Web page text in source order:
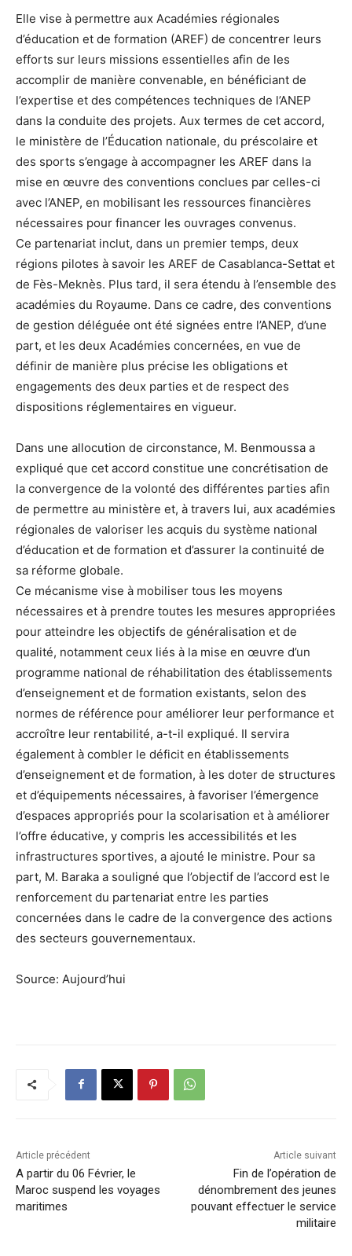
Elle vise à permettre aux Académies régionales
d’éducation et de formation (AREF) de concentrer leurs
efforts sur leurs missions essentielles afin de les
accomplir de manière convenable, en bénéficiant de
l’expertise et des compétences techniques de l’ANEP
dans la conduite des projets. Aux termes de cet accord,
le ministère de l’Éducation nationale, du préscolaire et
des sports s’engage à accompagner les AREF dans la
mise en œuvre des conventions conclues par celles-ci
avec l’ANEP, en mobilisant les ressources financières
nécessaires pour financer les ouvrages convenus.
Ce partenariat inclut, dans un premier temps, deux
régions pilotes à savoir les AREF de Casablanca-Settat et
de Fès-Meknès. Plus tard, il sera étendu à l’ensemble des
académies du Royaume. Dans ce cadre, des conventions
de gestion déléguée ont été signées entre l’ANEP, d’une
part, et les deux Académies concernées, en vue de
définir de manière plus précise les obligations et
engagements des deux parties et de respect des
dispositions réglementaires en vigueur.
Dans une allocution de circonstance, M. Benmoussa a
expliqué que cet accord constitue une concrétisation de
la convergence de la volonté des différentes parties afin
de permettre au ministère et, à travers lui, aux académies
régionales de valoriser les acquis du système national
d’éducation et de formation et d’assurer la continuité de
sa réforme globale.
Ce mécanisme vise à mobiliser tous les moyens
nécessaires et à prendre toutes les mesures appropriées
pour atteindre les objectifs de généralisation et de
qualité, notamment ceux liés à la mise en œuvre d’un
programme national de réhabilitation des établissements
d’enseignement et de formation existants, selon des
normes de référence pour améliorer leur performance et
accroître leur rentabilité, a-t-il expliqué. Il servira
également à combler le déficit en établissements
d’enseignement et de formation, à les doter de structures
et d’équipements nécessaires, à favoriser l’émergence
d’espaces appropriés pour la scolarisation et à améliorer
l’offre éducative, y compris les accessibilités et les
infrastructures sportives, a ajouté le ministre. Pour sa
part, M. Baraka a souligné que l’objectif de l’accord est le
renforcement du partenariat entre les parties
concernées dans le cadre de la convergence des actions
des secteurs gouvernementaux.
Source: Aujourd’hui
Article précédent
A partir du 06 Février, le
Maroc suspend les voyages
maritimes
Article suivant
Fin de l’opération de
dénombrement des jeunes
pouvant effectuer le service
militaire